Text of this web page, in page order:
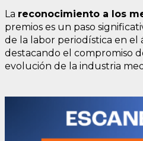
La reconocimiento a los
premios es un paso
de la labor periodística en el
destacando el compromiso
evolución de la industria